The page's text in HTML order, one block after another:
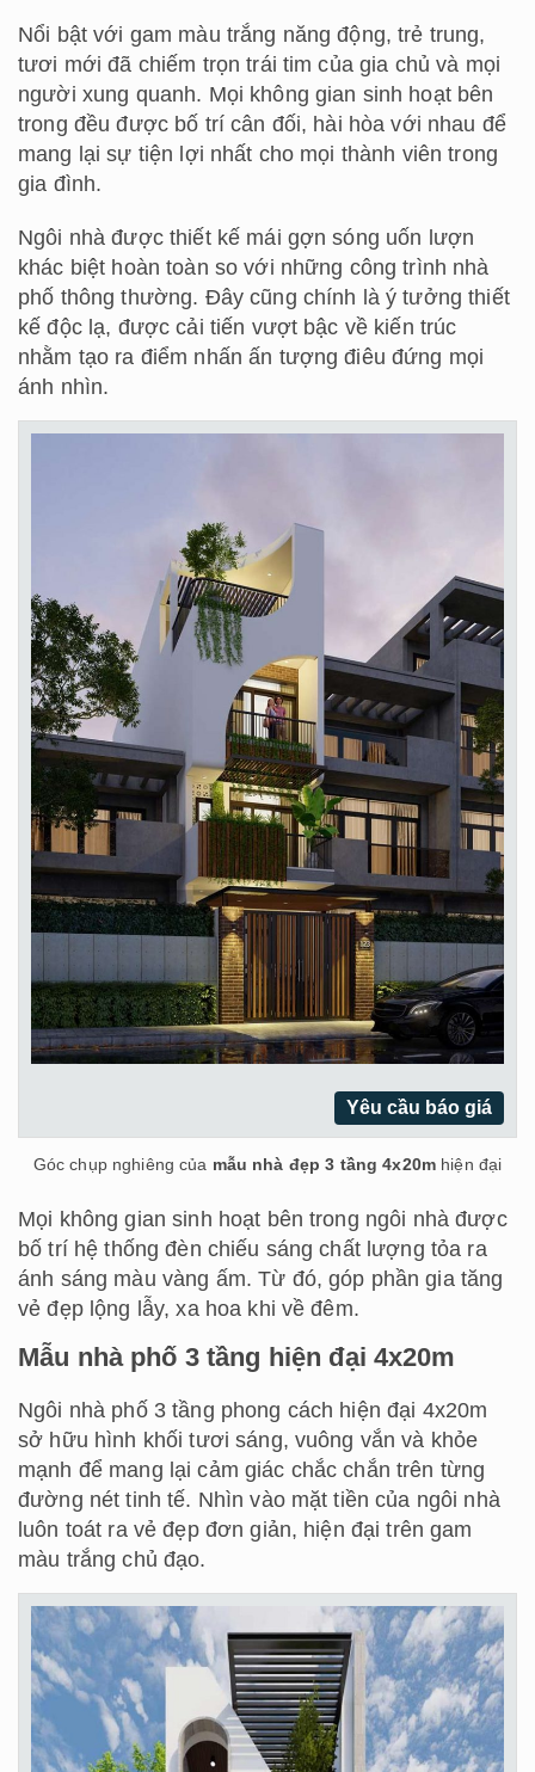
Nổi bật với gam màu trắng năng động, trẻ trung,
tươi mới đã chiếm trọn trái tim của gia chủ và mọi
người xung quanh. Mọi không gian sinh hoạt bên
trong đều được bố trí cân đối, hài hòa với nhau để
mang lại sự tiện lợi nhất cho mọi thành viên trong
gia đình.
Ngôi nhà được thiết kế mái gợn sóng uốn lượn
khác biệt hoàn toàn so với những công trình nhà
phố thông thường. Đây cũng chính là ý tưởng thiết
kế độc lạ, được cải tiến vượt bậc về kiến trúc
nhằm tạo ra điểm nhấn ấn tượng điêu đứng mọi
ánh nhìn.
Yêu cầu báo giá
Góc chụp nghiêng của mẫu nhà đẹp 3 tầng 4x20m hiện đại
Mọi không gian sinh hoạt bên trong ngôi nhà được
bố trí hệ thống đèn chiếu sáng chất lượng tỏa ra
ánh sáng màu vàng ấm. Từ đó, góp phần gia tăng
vẻ đẹp lộng lẫy, xa hoa khi về đêm.
Mẫu nhà phố 3 tầng hiện đại 4x20m
Ngôi nhà phố 3 tầng phong cách hiện đại 4x20m
sở hữu hình khối tươi sáng, vuông vắn và khỏe
mạnh để mang lại cảm giác chắc chắn trên từng
đường nét tinh tế. Nhìn vào mặt tiền của ngôi nhà
luôn toát ra vẻ đẹp đơn giản, hiện đại trên gam
màu trắng chủ đạo.